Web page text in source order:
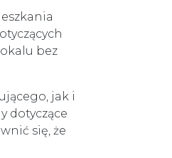
bez
jak i
dotyczące
się, że